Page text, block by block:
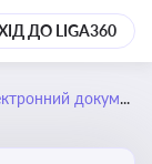
ДО LIGA360
документообіг